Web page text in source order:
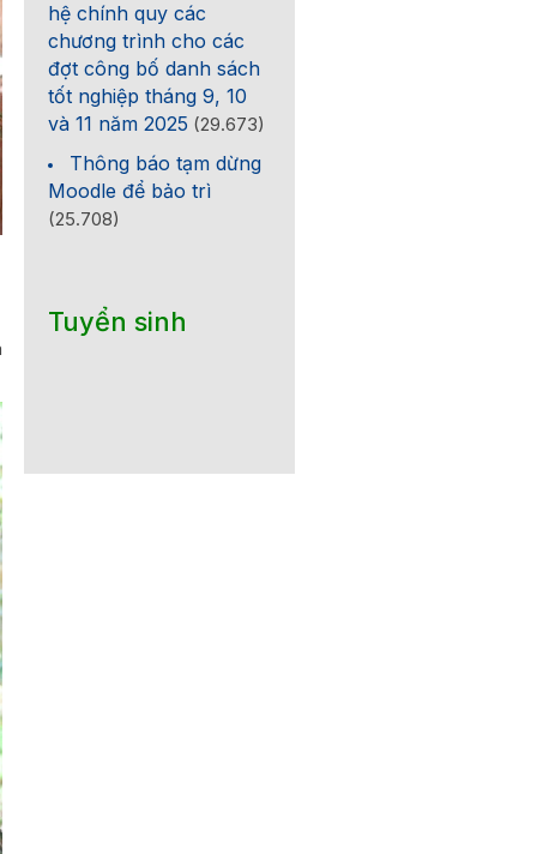
hệ chính quy các
chương trình cho các
đợt công bố danh sách
tốt nghiệp tháng 9, 10
và 11 năm 2025 (29.673)
Thông báo tạm dừng
Moodle để bảo trì
(25.708)
Tuyển sinh